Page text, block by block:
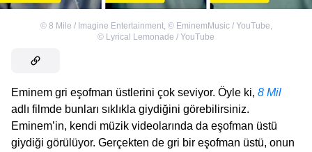
© 8 Mile / Imagine Entertainment, © EminemMusic / YouTube
© Lyrical Lemonade / YouTube
Eminem gri eşofman üstlerini çok seviyor. Öyle ki, 8 Mil
adlı filmde bunları sıklıkla giydiğini görebilirsiniz.
Eminem’in, kendi müzik videolarında da eşofman üstü
giydiği görülüyor. Gerçekten de gri bir eşofman üstü, onun